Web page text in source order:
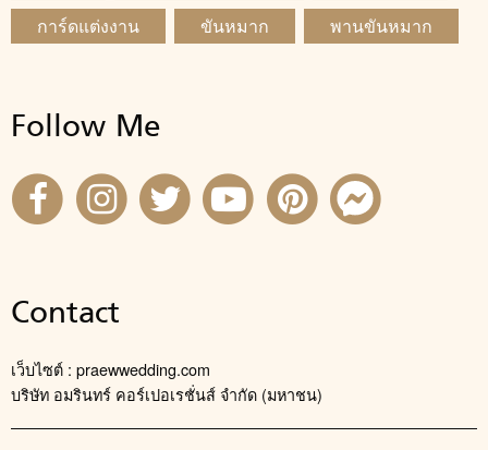
การ์ดแต่งงาน
ขันหมาก พานขันหมาก
Follow Me
Contact
เว็บไซต์ : praewwedding.com
บริษัท อมรินทร์ คอร์เปอเรชั่นส์ จำกัด (มหาชน)